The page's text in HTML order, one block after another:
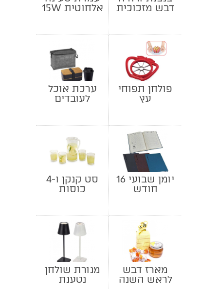
דבש מזכוכית
אלחוטית 15W
פולחן תפוחי
עץ
ערכת אוכל
לעובדים
יומן שבועי 16
חודש
סט קנקן ו-4
כוסות
מארז דבש
לראש השנה
מנורת שולחן
נטענת